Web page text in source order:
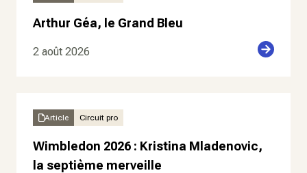
Arthur Géa, le Grand Bleu
2 août 2026
Article Circuit pro
Wimbledon 2026 : Kristina Mladenovic,
la septième merveille